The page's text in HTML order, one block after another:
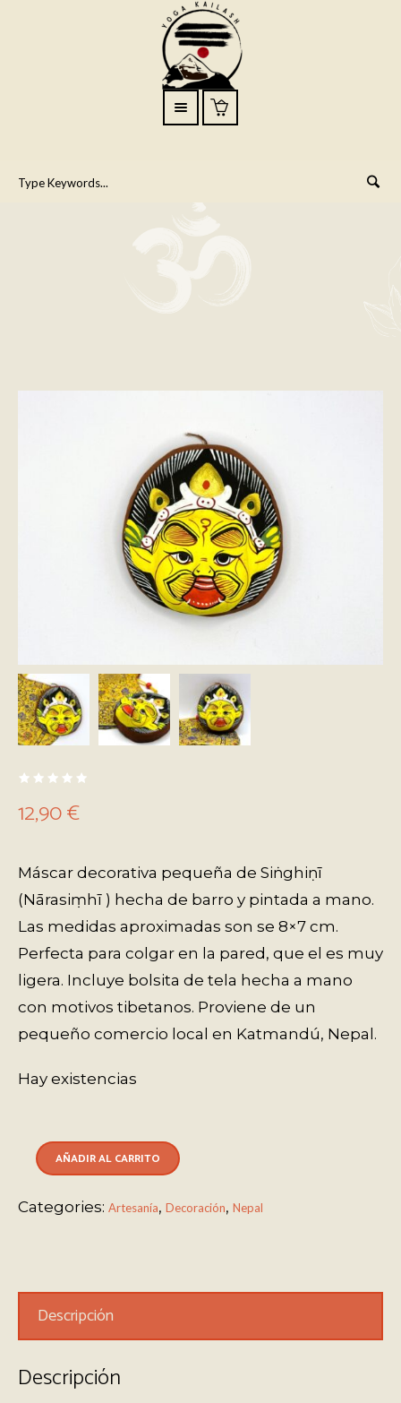
12,90€
Máscar decorativa pequeña de Siṅghiṇī
(Nārasiṃhī ) hecha de barro y pintada a mano.
Las medidas aproximadas son se 8×7 cm.
Perfecta para colgar en la pared, que el es muy
ligera. Incluye bolsita de tela hecha a mano
con motivos tibetanos. Proviene de un
pequeño comercio local en Katmandú, Nepal.
Hay existencias
AÑADIR AL CARRITO
Categories: Artesanía, Decoración, Nepal
Descripción
Descripción